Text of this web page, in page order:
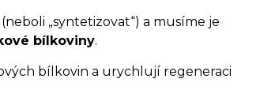
„syntetizovat“) a musíme je
bílkoviny.
bílkovin a urychlují regeneraci